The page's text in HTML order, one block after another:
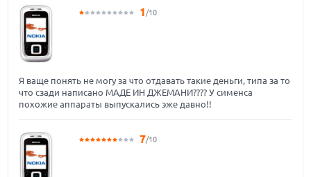
1/10
Я ваще понять не могу за что отдавать такие деньги, типа за то
что сзади написано МАДЕ ИН ДЖЕМАНИ???? У сименса
похожие аппараты выпускались эже давно!!
7/10